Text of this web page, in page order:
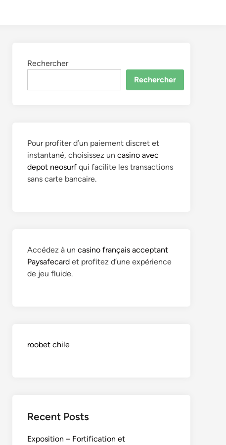
Rechercher
Rechercher
Pour profiter d’un paiement discret et
instantané, choisissez un casino avec
depot neosurf qui facilite les transactions
sans carte bancaire.
Accédez à un casino français acceptant
Paysafecard et profitez d’une expérience
de jeu fluide.
roobet chile
Recent Posts
Exposition – Fortification et